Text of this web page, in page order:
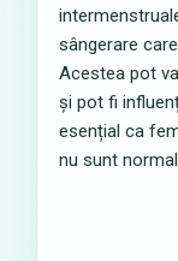
sângerare
Acestea pot
și pot fi
esențial ca
nu sunt